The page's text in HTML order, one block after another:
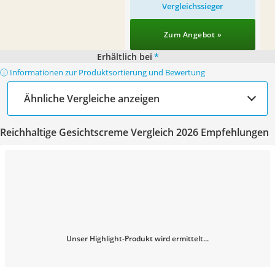
Vergleichssieger
Zum Angebot »
Erhältlich bei *
ⓘ Informationen zur Produktsortierung und Bewertung
Ähnliche Vergleiche anzeigen
Reichhaltige Gesichtscreme Vergleich 2026 Empfehlungen
Unser Highlight-Produkt wird ermittelt...